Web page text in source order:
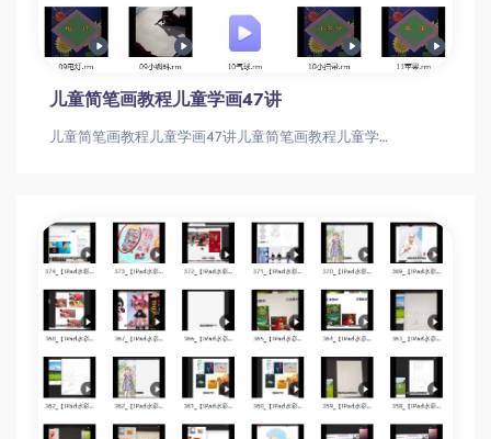
儿童简笔画教程儿童学画47讲
儿童简笔画教程儿童学画47讲儿童简笔画教程儿童学画47讲